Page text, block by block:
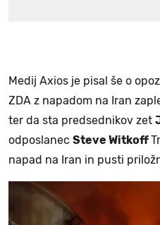
Medij Axios je pisal še o
ZDA z napadom na Iran
ter da sta predsednikov zet
odposlanec Steve Witkoff
napad na Iran in pusti